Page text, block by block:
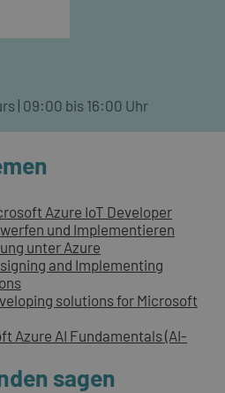
| 09:00 bis 16:00 Uhr
Azure IoT Developer
und Implementieren
unter Azure
and Implementing
solutions for Microsoft
Azure AI Fundamentals (AI-
sagen